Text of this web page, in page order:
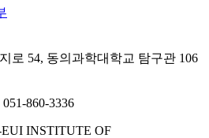
로 54, 동의과학대학교 탐구관 106
860-3336
INSTITUTE OF